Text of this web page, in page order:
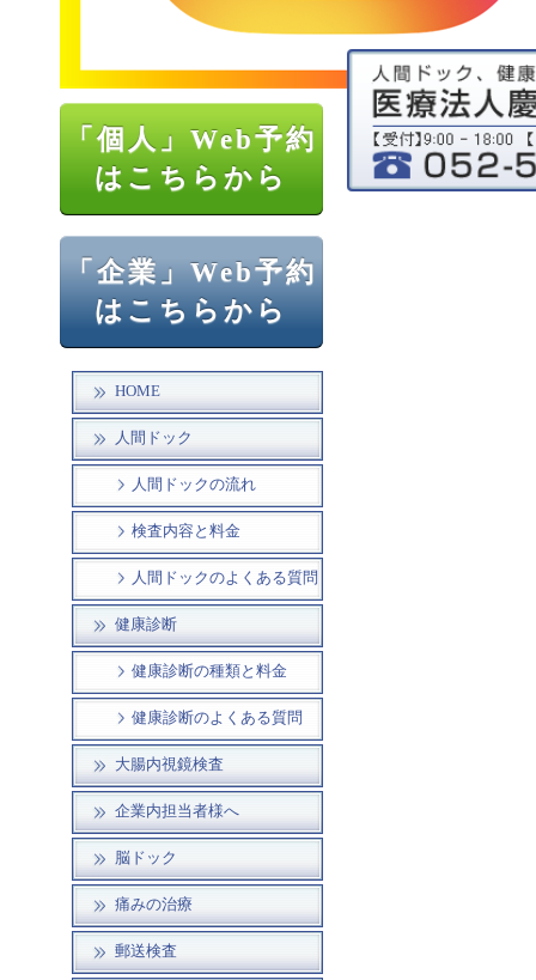
「個人」Web予約
はこちらから
「企業」Web予約
はこちらから
HOME
人間ドック
人間ドックの流れ
検査内容と料金
人間ドックのよくある質問
健康診断
健康診断の種類と料金
健康診断のよくある質問
大腸内視鏡検査
企業内担当者様へ
脳ドック
痛みの治療
郵送検査